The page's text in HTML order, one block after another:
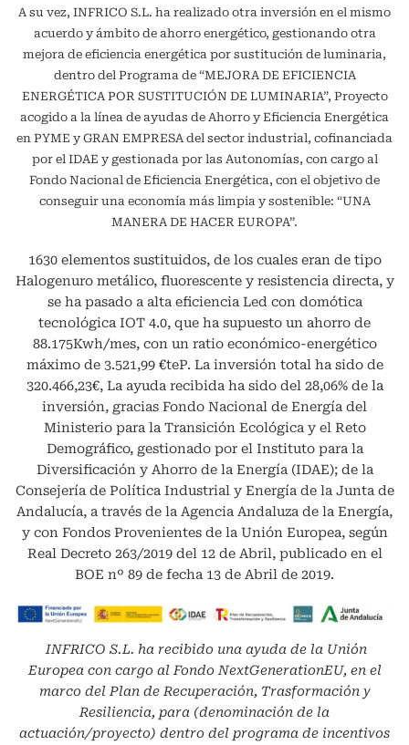
A su vez, INFRICO S.L. ha realizado otra inversión en el mismo
acuerdo y ámbito de ahorro energético, gestionando otra
mejora de eficiencia energética por sustitución de luminaria,
dentro del Programa de “MEJORA DE EFICIENCIA
ENERGÉTICA POR SUSTITUCIÓN DE LUMINARIA”, Proyecto
acogido a la línea de ayudas de Ahorro y Eficiencia Energética
en PYME y GRAN EMPRESA del sector industrial, cofinanciada
por el IDAE y gestionada por las Autonomías, con cargo al
Fondo Nacional de Eficiencia Energética, con el objetivo de
conseguir una economía más limpia y sostenible: “UNA
MANERA DE HACER EUROPA”.
1630 elementos sustituidos, de los cuales eran de tipo
Halogenuro metálico, fluorescente y resistencia directa, y
se ha pasado a alta eficiencia Led con domótica
tecnológica IOT 4.0, que ha supuesto un ahorro de
88.175Kwh/mes, con un ratio económico-energético
máximo de 3.521,99 €teP. La inversión total ha sido de
320.466,23€, La ayuda recibida ha sido del 28,06% de la
inversión, gracias Fondo Nacional de Energía del
Ministerio para la Transición Ecológica y el Reto
Demográfico, gestionado por el Instituto para la
Diversificación y Ahorro de la Energía (IDAE); de la
Consejería de Política Industrial y Energía de la Junta de
Andalucía, a través de la Agencia Andaluza de la Energía,
y con Fondos Provenientes de la Unión Europea, según
Real Decreto 263/2019 del 12 de Abril, publicado en el
BOE nº 89 de fecha 13 de Abril de 2019.
INFRICO S.L. ha recibido una ayuda de la Unión
Europea con cargo al Fondo NextGenerationEU, en el
marco del Plan de Recuperación, Trasformación y
Resiliencia, para (denominación de la
actuación/proyecto) dentro del programa de incentivos